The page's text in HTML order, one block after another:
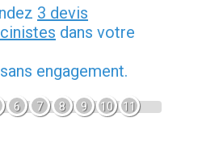
3 devis
dans votre
engagement.
6 7 8 9 10 11